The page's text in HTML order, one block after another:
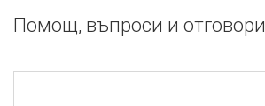
Помощ, въпроси и отговори